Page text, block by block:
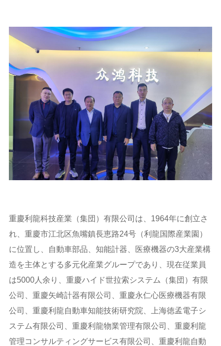
重慶利龍科技産業（集団）有限公司は、1964年に創立さ
れ、重慶市江北区魚嘴鎮長恵路24号（利龍国際産業園）
に位置し、自動車部品、知能計器、医療機器の3大産業構
造を主体とする多元化産業グループであり、現在従業員
は5000人余り、重慶ハイド世拉索システム（集団）有限
公司、重慶矢崎計器有限公司、重慶永仁心医療機器有限
公司、重慶利龍自動車知能技術研究院、上海徳孟電子シ
ステム有限公司、重慶利龍物業管理有限公司、重慶利龍
管理コンサルティングサービス有限公司、重慶利龍自動